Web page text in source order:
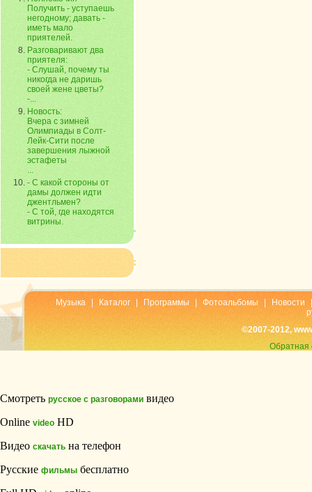
Получить - уступаешь
негодному; давать -
иметь мало
приятелей.
Разговаривают два
приятеля:
- Слушай, почему ты
никогда не даришь
своей жене цветы?
-...
Новость:
Вчера с зимней
Олимпиады в Солт-
Лейк-Сити после
завершения лыжной
эстафеты
...
- С какой стороны от
дамы должен идти
джентльмен?
- С той, где находятся
витрины.
Музыка Каталог Программы Фотоальбомы Новости
©2007-2012,
Обратная
Смотреть русское с разговорами видео
Online video HD
Видео скачать на телефон
Русские фильмы бесплатно